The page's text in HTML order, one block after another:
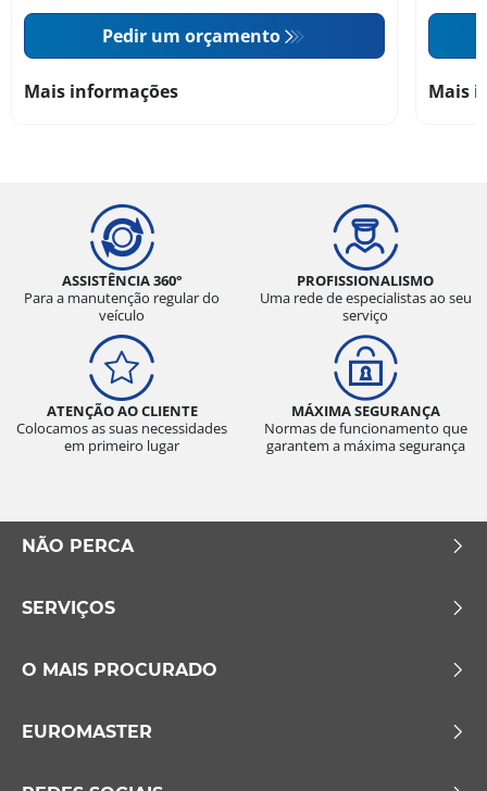
Pedir um orçamento
Mais informações Mais
ASSISTÊNCIA 360°
Para a manutenção regular do
veículo
PROFISSIONALISMO
Uma rede de especialistas ao seu
serviço
ATENÇÃO AO CLIENTE
Colocamos as suas necessidades
em primeiro lugar
MÁXIMA SEGURANÇA
Normas de funcionamento que
garantem a máxima segurança
NÃO PERCA
SERVIÇOS
O MAIS PROCURADO
EUROMASTER